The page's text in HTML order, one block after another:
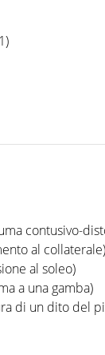
contusivo-
al collaterale)
al soleo)
a una gamba)
di un dito del